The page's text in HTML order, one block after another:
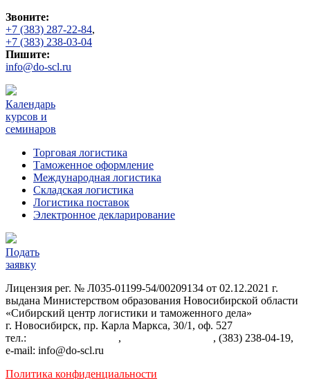
Звоните:
+7 (383) 287-22-84,
+7 (383) 238-03-04
Пишите:
info@do-scl.ru
Календарь
курсов и
семинаров
Торговая логистика
Таможенное оформление
Международная логистика
Складская логистика
Логистика поставок
Электронное декларирование
Подать
заявку
Лицензия рег. № Л035-01199-54/00209134 от 02.12.2021 г.
выдана Министерством образования Новосибирской области
«Сибирский центр логистики и таможенного дела»
г. Новосибирск, пр. Карла Маркса, 30/1, оф. 527
тел.:
,
, (383) 238-04-19,
e-mail: info@do-scl.ru
Политика конфиденциальности